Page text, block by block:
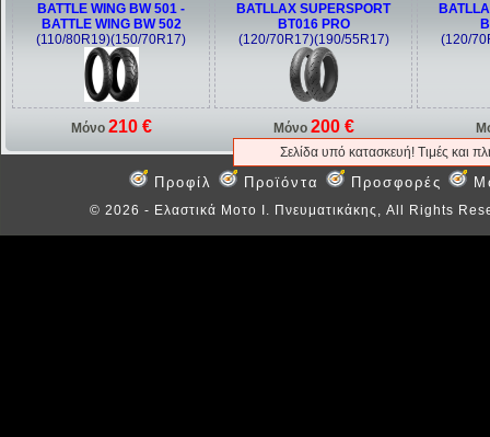
BATTLE WING BW 501 -
BATTLE WING BW 502
(110/80R19)(150/70R17)
Μόνο 210 €
BATLLAX SUPERSPORT
BT016 PRO
(120/70R17)(190/55R17)
Μόνο 200 €
(120/
Σελίδα υπό κατασκευή! Τιμές και
Προφίλ Προϊόντα Προσφορές
© 2026 - Ελαστικά Μοτο Ι. Πνευματικάκης, All Rights